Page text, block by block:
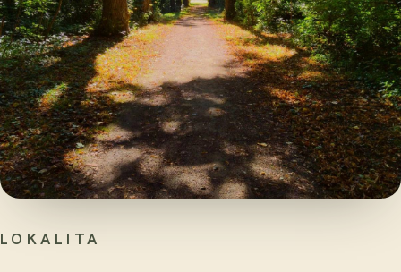
LOKALITA
Pašinka
Kolín · 4 km